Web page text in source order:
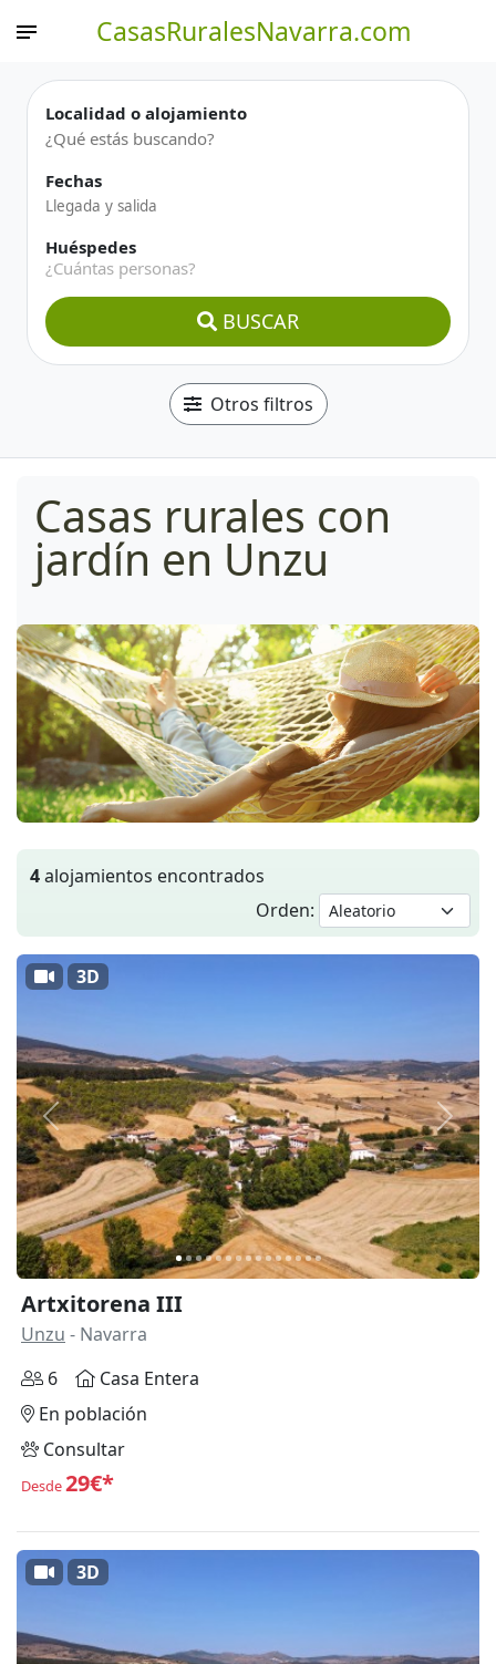
CasasRuralesNavarra.com
Localidad o alojamiento
Fechas
Huéspedes
¿Cuántas personas?
BUSCAR
Otros filtros
Casas rurales con
jardín en Unzu
4alojamientos encontrados
Orden:
Anterior
3D
Artxitorena III
Unzu - Navarra
6
Casa Entera
En población
Consultar
Desde29€*
3D